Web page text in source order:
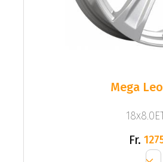
Mega
Fr.